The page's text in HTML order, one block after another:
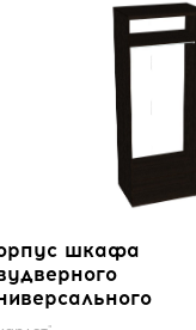
шкафа